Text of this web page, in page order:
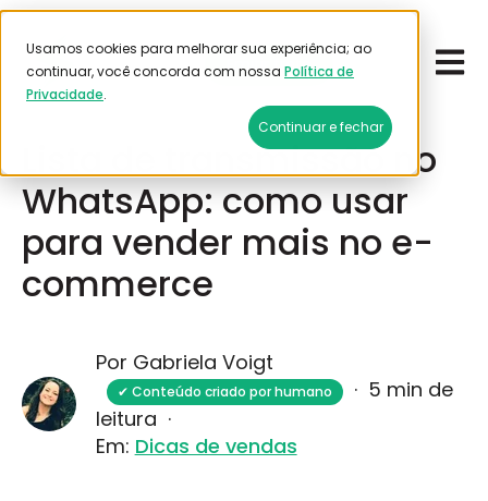
Usamos cookies para melhorar sua experiência; ao
continuar, você concorda com nossa Política de
Privacidade.
Continuar e fechar
Emitir frete
Lista de transmissão no
WhatsApp: como usar
para vender mais no e-
commerce
Por Gabriela Voigt
✔ Conteúdo criado por humano · 5 min de
leitura ·
Em: Dicas de vendas